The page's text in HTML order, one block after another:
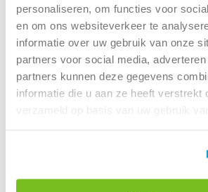
personaliseren, om functies voor
en om ons websiteverkeer te
informatie over uw gebruik van onze
partners voor social media,
partners kunnen deze gegevens
informatie die u aan ze heeft verstrekt
verzameld op basis van uw gebruik
Afvalbeheer is een essentieel
van jouw onderneming. Elke branche
uitdagingen, en daarom is het
bedrijfsafval op een efficiënte en
verwerkt. Met op maat gemaakte
Renewi jouw organisatie om